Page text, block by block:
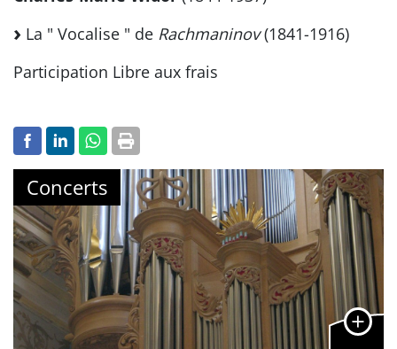
La " Vocalise " de Rachmaninov(1841-1916)
Participation Libre aux frais
Concerts